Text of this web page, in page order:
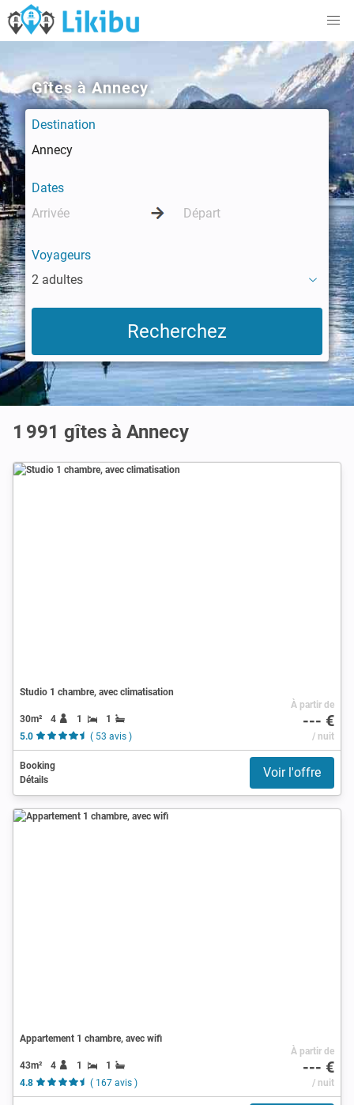
Gîtes à Annecy
Destination
Dates
Voyageurs
2 adultes
1 991 gîtes à Annecy
Studio 1 chambre, avec climatisation
30m² 4 1
1
5.0
( 53 avis )
À partir de
--- €
/ nuit
Booking
Détails
Voir l'offre
Appartement 1 chambre, avec wifi
43m² 4 1
1
4.8
( 167 avis )
À partir de
--- €
/ nuit